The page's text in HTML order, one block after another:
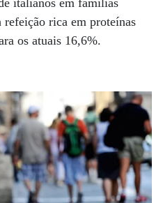
refeição rica em proteínas
os atuais 16,6%.